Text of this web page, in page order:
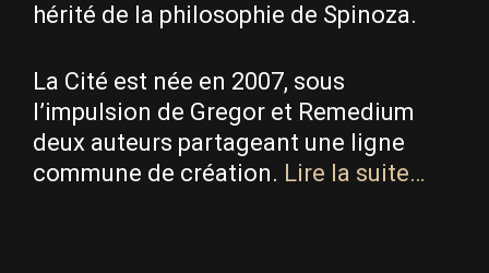
hérité de la philosophie de Spinoza.
La Cité est née en 2007, sous
l’impulsion de Gregor et Remedium
deux auteurs partageant une ligne
commune de création. Lire la suite…